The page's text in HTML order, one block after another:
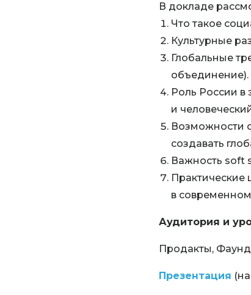
В докладе
Что такое
Культурные
Глобальные
объединение).
Роль России в
и
Возможности
создавать
Важность soft
Практические
в
Аудитория и
Продакты,
Презентация